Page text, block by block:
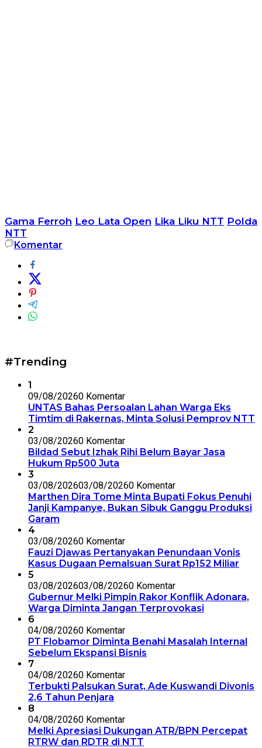
Gama Ferroh Leo Lata Open Lika Liku NTT Polda
NTT
Komentar
#Trending
1
09/08/20260 Komentar
UNTAS Bahas Persoalan Lahan Warga Eks
Timtim di Rakernas, Minta Solusi Pemprov NTT
2
03/08/20260 Komentar
Bildad Sebut Izhak Rihi Belum Bayar Jasa
Hukum Rp500 Juta
3
03/08/202603/08/20260 Komentar
Marthen Dira Tome Minta Bupati Fokus Penuhi
Janji Kampanye, Bukan Sibuk Ganggu Produksi
Garam
4
03/08/20260 Komentar
Fauzi Djawas Pertanyakan Penundaan Vonis
Kasus Dugaan Pemalsuan Surat Rp152 Miliar
5
03/08/202603/08/20260 Komentar
Gubernur Melki Pimpin Rakor Konflik Adonara,
Warga Diminta Jangan Terprovokasi
6
04/08/20260 Komentar
PT Flobamor Diminta Benahi Masalah Internal
Sebelum Ekspansi Bisnis
7
04/08/20260 Komentar
Terbukti Palsukan Surat, Ade Kuswandi Divonis
2,6 Tahun Penjara
8
04/08/20260 Komentar
Melki Apresiasi Dukungan ATR/BPN Percepat
RTRW dan RDTR di NTT